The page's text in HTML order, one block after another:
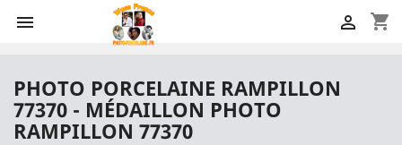
 shopping_cart

PHOTO PORCELAINE RAMPILLON
77370 - MÉDAILLON PHOTO
RAMPILLON 77370